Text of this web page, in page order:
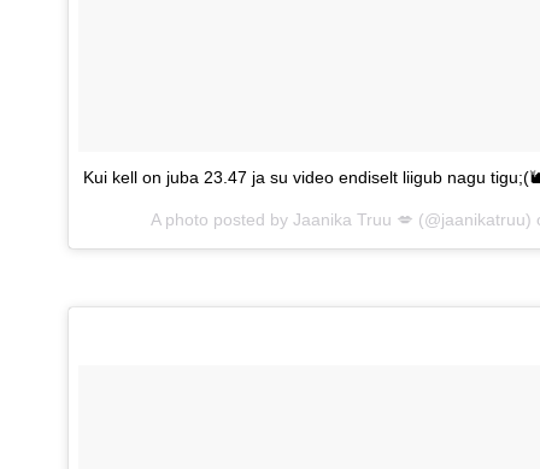
Kui kell on juba 23.47 ja su video endiselt liigub nagu
A photo posted by Jaanika Truu 💋 (@jaanikatruu)